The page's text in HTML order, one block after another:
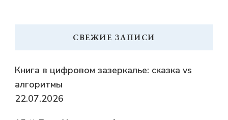
СВЕЖИЕ ЗАПИСИ
Книга в цифровом зазеркалье: сказка vs
алгоритмы
22.07.2026